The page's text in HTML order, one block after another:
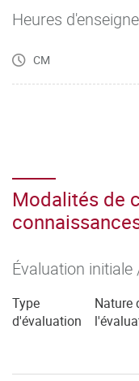
Heures
CM
Modalités de
Évaluation
Type
d'évaluation
Nature